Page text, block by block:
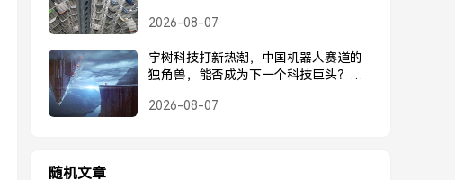
2026-08-07
宇树科技打新热潮，中国机器人赛道的
独角兽，能否成为下一个科技巨头？宇
否成为下一个科技巨头？
2026-08-07
随机文章